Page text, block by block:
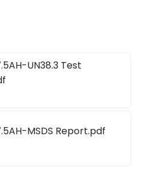
UN38.3 Test
MSDS Report.pdf